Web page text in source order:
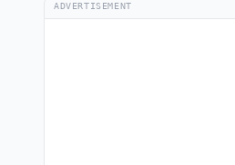
ADVERTISEMENT